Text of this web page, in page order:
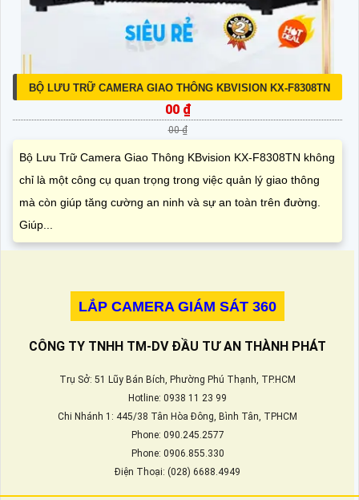
BỘ LƯU TRỮ CAMERA GIAO THÔNG KBVISION KX-F8308TN
00 ₫
00 ₫
Bộ Lưu Trữ Camera Giao Thông KBvision KX-F8308TN không
chỉ là một công cụ quan trọng trong việc quản lý giao thông
mà còn giúp tăng cường an ninh và sự an toàn trên đường.
Giúp...
LẮP CAMERA GIÁM SÁT 360
CÔNG TY TNHH TM-DV ĐẦU TƯ AN THÀNH PHÁT
Trụ Sở: 51 Lũy Bán Bích, Phường Phú Thạnh, TP.HCM
Hotline: 0938 11 23 99
Chi Nhánh 1: 445/38 Tân Hòa Đông, Bình Tân, TPHCM
Phone: 090.245.2577
Phone: 0906.855.330
Điện Thoại: (028) 6688.4949